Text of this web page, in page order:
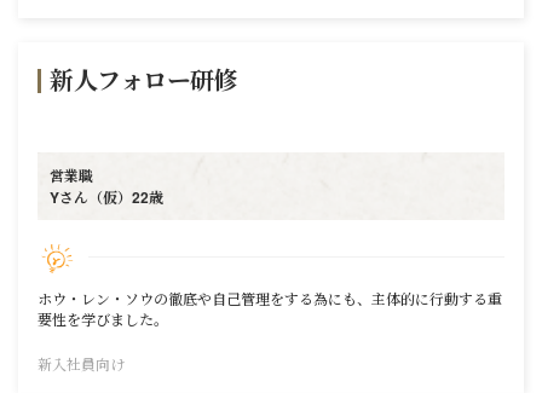
新人フォロー研修
営業職
Yさん（仮）22歳
ホウ・レン・ソウの徹底や自己管理をする為にも、主体的に行動する重
要性を学びました。
新入社員向け